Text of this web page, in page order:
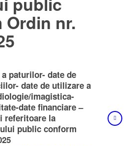
nr.
paturilor- date de
date de utilizare a
imagistica-
date financiare –
referitoare la
public conform